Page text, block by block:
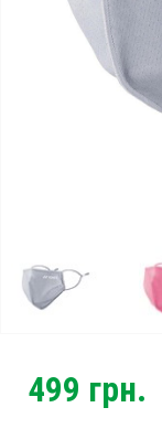
Тестові ракетки
499 грн.